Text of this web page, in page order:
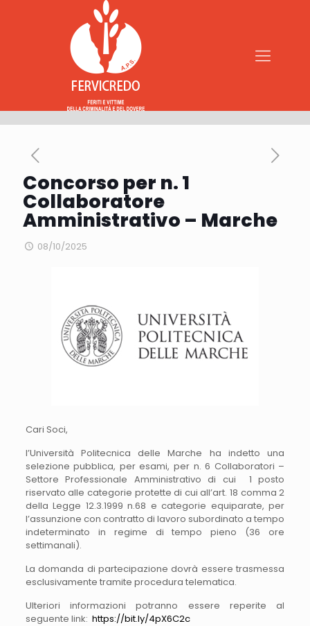
Concorso per n. 1
Collaboratore
Amministrativo – Marche
08/10/2025
Cari Soci,
l’Università Politecnica delle Marche ha indetto una
selezione pubblica, per esami, per n. 6 Collaboratori –
Settore Professionale Amministrativo di cui 1 posto
riservato alle categorie protette di cui all’art. 18 comma 2
della Legge 12.3.1999 n.68 e categorie equiparate, per
l’assunzione con contratto di lavoro subordinato a tempo
indeterminato in regime di tempo pieno (36 ore
settimanali).
La domanda di partecipazione dovrà essere trasmessa
esclusivamente tramite procedura telematica.
Ulteriori informazioni potranno essere reperite al
seguente link: https://bit.ly/4pX6C2c